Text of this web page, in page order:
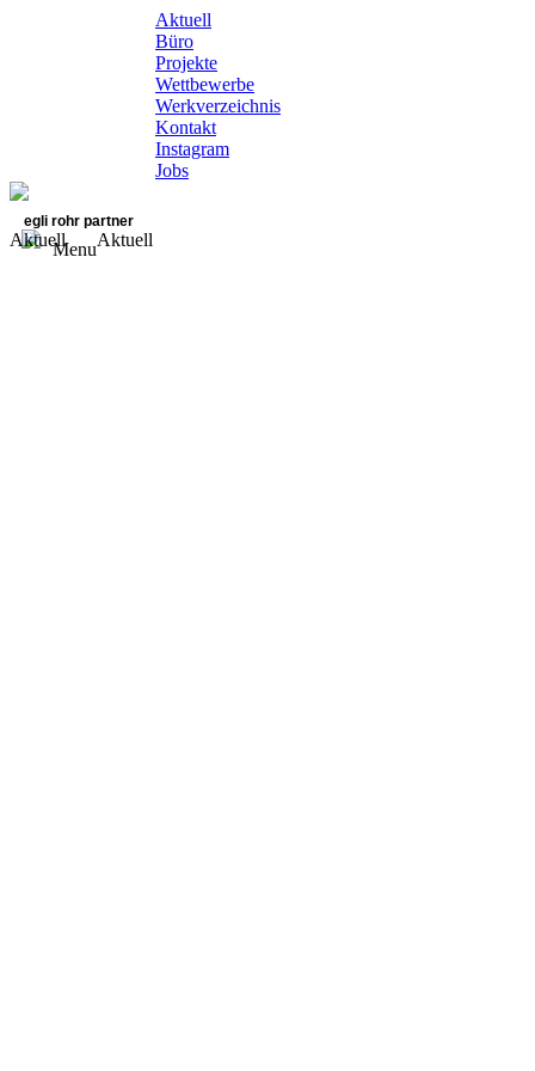
Aktuell
Büro
Projekte
Wettbewerbe
Werkverzeichnis
Kontakt
Instagram
Jobs
egli rohr partner
Menu
Aktuell Aktuell